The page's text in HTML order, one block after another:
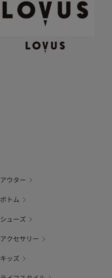
アウター
ボトム
シューズ
アクセサリー
キッズ